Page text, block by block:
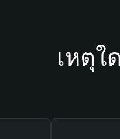
เหตุใ